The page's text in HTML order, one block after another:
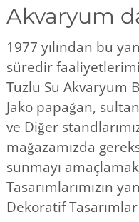
Akvaryum
1977 yılından bu
süredir
Tuzlu Su Akvaryum
Jako papağan,
ve Diğer
mağazamızda
sunmayı
Tasarımlarımızın
Dekoratif